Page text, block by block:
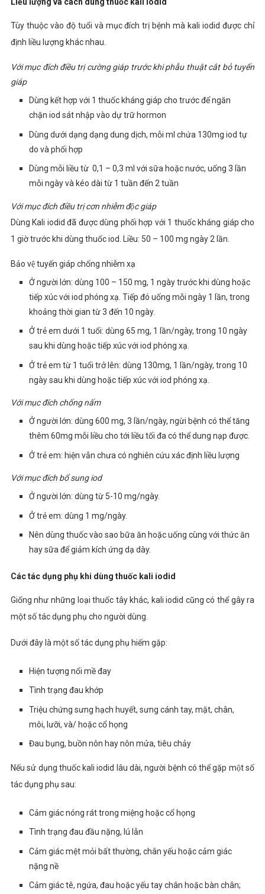
Tùy thuộc vào độ tuổi và mục đích trị bệnh mà kali iodid được chỉ
định liều lượng khác nhau.
Với mục đích điều trị cường giáp trước khi phẫu thuật cắt bỏ tuyến
giáp
Dùng kết hợp với 1 thuốc kháng giáp cho trước để ngăn
chặn iod sát nhập vào dự trữ hormon
Dùng dưới dạng dạng dung dịch, mỗi ml chứa 130mg iod tự
do và phối hợp
Dùng mỗi liều từ 0,1 – 0,3 ml với sữa hoặc nước, uống 3 lần
mỗi ngày và kéo dài từ 1 tuần đến 2 tuần
Với mục đích điều trị cơn nhiễm độc giáp
Dùng Kali iodid đã được dùng phối hợp với 1 thuốc kháng giáp cho
1 giờ trước khi dùng thuốc iod. Liều: 50 – 100 mg ngày 2 lần.
Bảo vệ tuyến giáp chống nhiễm xạ
Ở người lớn: dùng 100 – 150 mg, 1 ngày trước khi dùng hoặc
tiếp xúc với iod phóng xạ. Tiếp đó uống mỗi ngày 1 lần, trong
khoảng thời gian từ 3 đến 10 ngày.
Ở trẻ em dưới 1 tuổi: dùng 65 mg, 1 lần/ngày, trong 10 ngày
sau khi dùng hoặc tiếp xúc với iod phóng xạ.
Ở trẻ em từ 1 tuổi trở lên: dùng 130mg, 1 lần/ngày, trong 10
ngày sau khi dùng hoặc tiếp xúc với iod phóng xạ.
Với mục đích chống nấm
Ở người lớn: dùng 600 mg, 3 lần/ngày, ngừi bệnh có thể tăng
thêm 60mg mỗi liều cho tới liều tối đa có thể dung nạp được.
Ở trẻ em: hiện vẫn chưa có nghiên cứu xác định liều lượng
Với mục đích bổ sung iod
Ở người lớn: dùng từ 5-10 mg/ngày.
Ở trẻ em: dùng 1 mg/ngày.
Nên dùng thuốc vào sao bữa ăn hoặc uống cùng với thức ăn
hay sữa để giảm kích ứng dạ dày.
Các tác dụng phụ khi dùng thuốc kali iodid
Giống như những loại thuốc tây khác, kali iodid cũng có thể gây ra
một số tác dụng phụ cho người dùng.
Dưới đây là một số tác dụng phụ hiếm gặp:
Hiện tượng nổi mề đay
Tình trạng đau khớp
Triệu chứng sưng hạch huyết, sưng cánh tay, mặt, chân,
môi, lưỡi, và/ hoặc cổ họng
Đau bụng, buồn nôn hay nôn mửa, tiêu chảy
Nếu sử dụng thuốc kali iodid lâu dài, người bệnh có thể gặp một số
tác dụng phụ sau:
Cảm giác nóng rát trong miệng hoặc cổ họng
Tình trạng đau đầu nặng, lú lẫn
Cảm giác mệt mỏi bất thường, chân yếu hoặc cảm giác
nặng nề
Cảm giác tê, ngứa, đau hoặc yếu tay chân hoặc bàn chân;